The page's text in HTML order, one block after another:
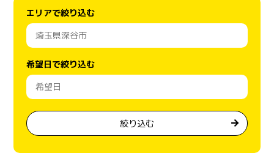
エリアで絞り込む
希望日で絞り込む
絞り込む